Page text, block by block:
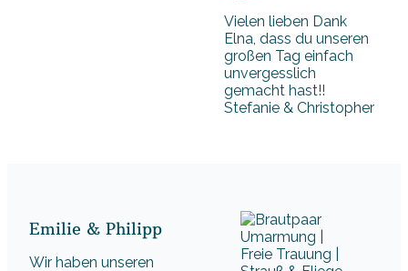
Vielen lieben Dank
Elna, dass du unseren
großen Tag einfach
unvergesslich
gemacht hast!!
Stefanie & Christopher
Emilie & Philipp
Wir haben unseren